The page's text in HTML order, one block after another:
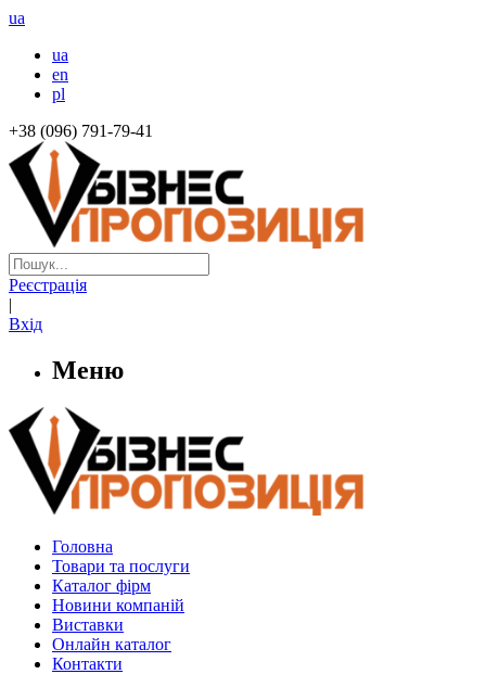
ua
ua
en
pl
+38 (096) 791-79-41
Реєстрація
|
Вхід
Меню
Головна
Товари та послуги
Каталог фірм
Новини компаній
Виставки
Онлайн каталог
Контакти